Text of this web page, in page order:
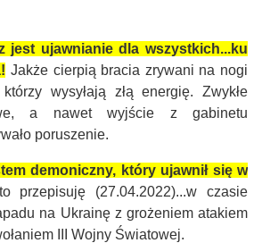
jest ujawnianie dla wszystkich...ku
Jakże cierpią bracia zrywani na nogi
wysyłają złą energię. Zwykłe
a nawet wyjście z gabinetu
poruszenie.
demoniczny, który ujawnił się w
przepisuję (27.04.2022)...w czasie
na Ukrainę z grożeniem atakiem
III Wojny Światowej.